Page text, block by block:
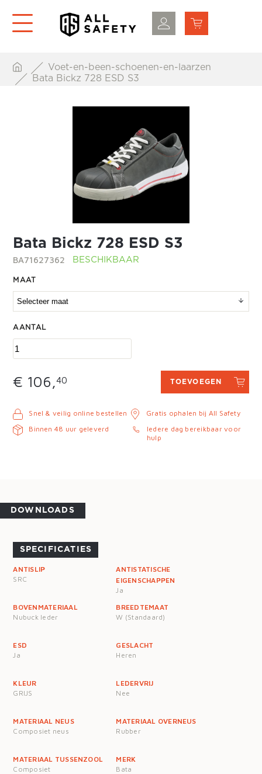
Voet-en-been-schoenen-en-laarzen
Bata Bickz 728 ESD S3
Bata Bickz 728 ESD S3
BA71627362 BESCHIKBAAR
MAAT
AANTAL
€ 106,40 TOEVOEGEN
Snel & veilig online bestellen
Binnen 48 uur geleverd
Gratis ophalen bij All Safety
Iedere dag bereikbaar voor
hulp
DOWNLOADS
SPECIFICATIES
ANTISLIP
SRC
ANTISTATISCHE
EIGENSCHAPPEN
Ja
BOVENMATERIAAL
Nubuck leder
BREEDTEMAAT
W (Standaard)
ESD
Ja
GESLACHT
Heren
KLEUR
GRIJS
LEDERVRIJ
Nee
MATERIAAL NEUS
Composiet neus
MATERIAAL OVERNEUS
Rubber
MATERIAAL TUSSENZOOL
Composiet
MERK
Bata